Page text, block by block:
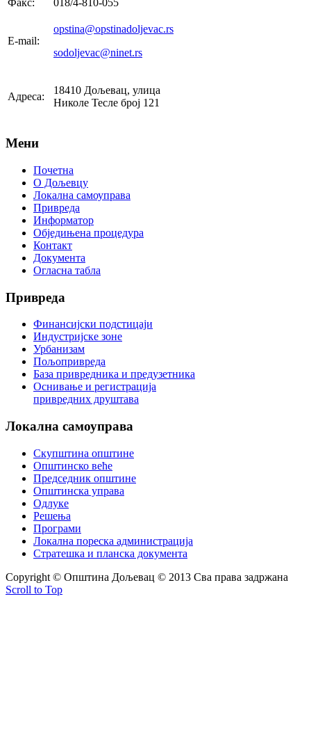
Факс: 018/4-810-055
E-mail:
opstina@opstinadoljevac.rs
sodoljevac@ninet.rs
Адреса:
18410 Дољевац, улица
Николе Тесле број 121
Мени
Почетна
О Дољевцу
Локална самоуправа
Привреда
Информатор
Обједињена процедура
Контакт
Документа
Огласна табла
Привреда
Финансијски подстицаји
Индустријске зоне
Урбанизам
Пољопривреда
База привредника и предузетника
Оснивање и регистрација
привредних друштава
Локална самоуправа
Скупштина општине
Општинско веће
Председник општине
Општинска управа
Одлуке
Решења
Програми
Локална пореска администрација
Стратешка и планска документа
Copyright © Oпштина Дољевац © 2013 Сва права задржана
Scroll to Top